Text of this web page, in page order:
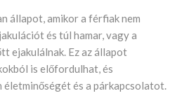
állapot, amikor a férfiak nem
és túl hamar, vagy a
ejakulálnak. Ez az állapot
is előfordulhat, és
és a párkapcsolatot.